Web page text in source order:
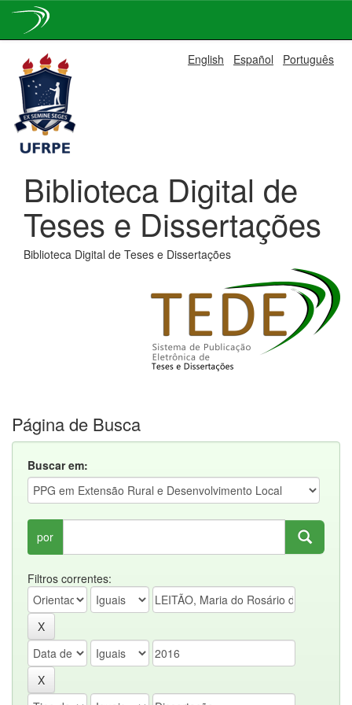
navigation
English Español Português
Biblioteca Digital de
Teses e Dissertações
Biblioteca Digital de Teses e Dissertações
Página de Busca
Buscar em:
por
Filtros correntes: